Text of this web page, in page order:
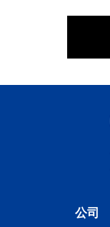
公司